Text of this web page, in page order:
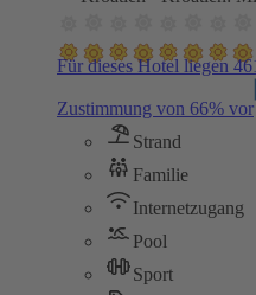
Für dieses Hotel liegen
Zustimmung von 66% vor
Strand
Familie
Internetzugang
Pool
Sport